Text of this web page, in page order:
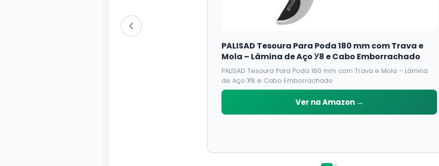
PALISAD Tesoura Para Poda 180 mm com Trava e
Mola – Lâmina de Aço У8 e Cabo Emborrachado
PALISAD Tesoura Para Poda 180 mm com Trava e Mola – Lâmina
de Aço У8 e Cabo Emborrachado
Ver na Amazon →